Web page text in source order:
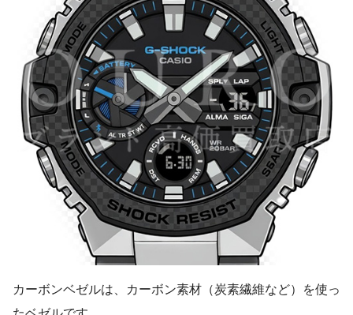
カーボンベゼルは、カーボン素材（炭素繊維など）を使っ